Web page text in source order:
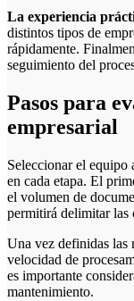
La experiencia
distintos tipos de
rápidamente.
seguimiento del
Pasos para
empresarial
Seleccionar el equipo
en cada etapa. El
el volumen de
permitirá delimitar las
Una vez definidas las
velocidad de
es importante
mantenimiento.